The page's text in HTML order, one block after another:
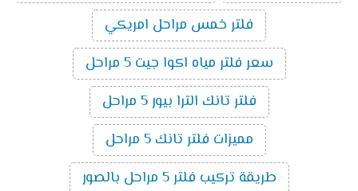
فلتر خمس مراحل امريكي
سعر فلتر مياه اكوا جيت 5 مراحل
فلتر تانك الترا بيور 5 مراحل
مميزات فلتر تانك 5 مراحل
طريقة تركيب فلتر 5 مراحل بالصور